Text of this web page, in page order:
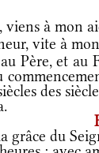
viens à mon
vite à
Père, et au
des
grâce du